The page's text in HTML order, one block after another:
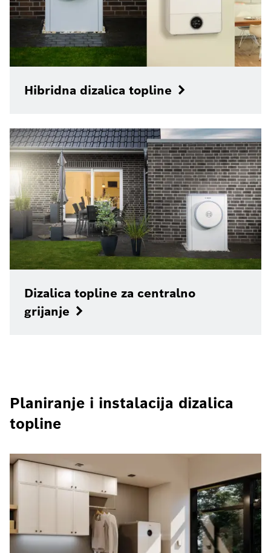
Hibridna dizalica topline
Dizalica topline za centralno
grijanje
Planiranje i instalacija dizalica
topline